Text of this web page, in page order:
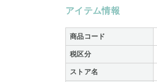
アイテム情報
商品コード
税区分
ストア名